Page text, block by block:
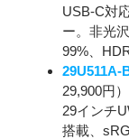
USB-C対
ー。非光
99%、
29U511A-
29,900円）
29インチ
搭載、